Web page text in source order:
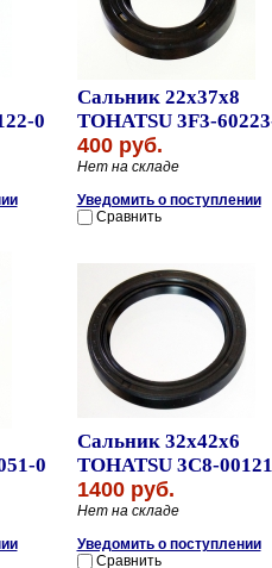
0
Сальник 22x37x8
TOHATSU 3F3-
400 руб.
Нет на складе
Уведомить о поступлении
Сравнить
0
Сальник 32x42x6
TOHATSU 3C8-
1400 руб.
Нет на складе
Уведомить о поступлении
Сравнить